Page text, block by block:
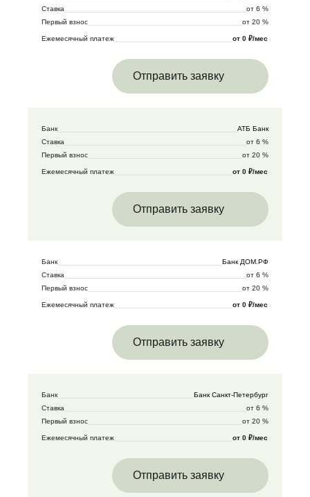
Ставка
от 6 %
Первый взнос
от 20 %
Ежемесячный платеж от 0 ₽/мес
Отправить заявку
Банк
АТБ Банк
Ставка
от 6 %
Первый взнос
от 20 %
Ежемесячный платеж от 0 ₽/мес
Отправить заявку
Банк
Банк ДОМ.РФ
Ставка
от 6 %
Первый взнос
от 20 %
Ежемесячный платеж от 0 ₽/мес
Отправить заявку
Банк
Банк Санкт-Петербург
Ставка
от 6 %
Первый взнос
от 20 %
Ежемесячный платеж от 0 ₽/мес
Отправить заявку